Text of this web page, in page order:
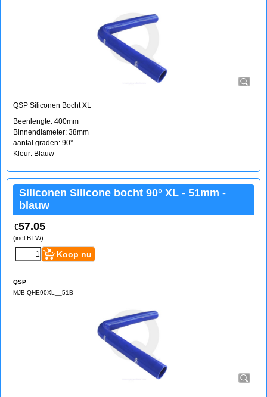
QSP Siliconen Bocht XL
Beenlengte: 400mm
Binnendiameter: 38mm
aantal graden: 90°
Kleur: Blauw
Siliconen Silicone bocht 90° XL - 51mm -
blauw
€57.05
(incl BTW)
Koop nu
QSP
MJB-QHE90XL__51B